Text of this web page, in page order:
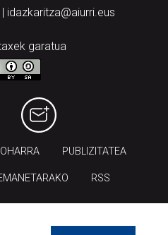
idazkaritza@aiurri.eus
garatua
PUBLIZITATEA
RSS